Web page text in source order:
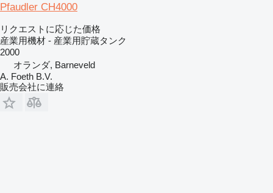
Pfaudler CH4000
リクエストに応じた価格
産業用機材 - 産業用貯蔵タンク
2000
オランダ, Barneveld
A. Foeth B.V.
販売会社に連絡